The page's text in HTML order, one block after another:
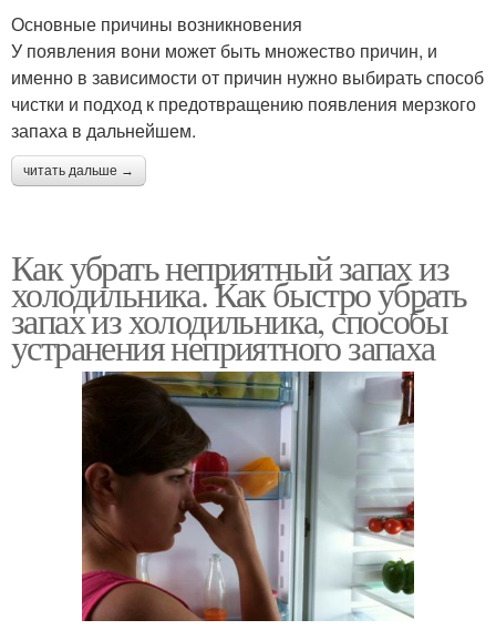
Основные причины возникновения
У появления вони может быть множество причин, и
именно в зависимости от причин нужно выбирать способ
чистки и подход к предотвращению появления мерзкого
запаха в дальнейшем.
читать дальше →
Как убрать неприятный запах из
холодильника. Как быстро убрать
запах из холодильника, способы
устранения неприятного запаха